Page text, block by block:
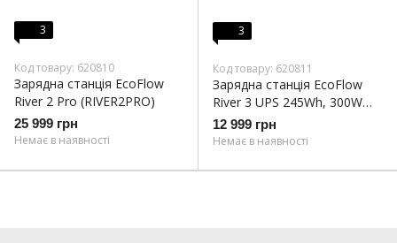
3
Код товару: 620810
Зарядна станція EcoFlow
River 2 Pro (RIVER2PRO)
25 999 грн
Немає в наявності
3
Код товару: 620811
Зарядна станція EcoFlow
River 3 UPS 245Wh, 300W
(EFRIVER3-UPS-EU-CBox)
12 999 грн
Немає в наявності